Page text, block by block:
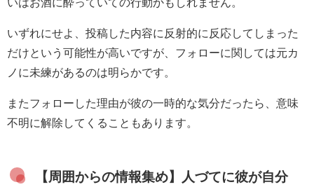
いずれにせよ、投稿した内容に反射的に反応してしまった
だけという可能性が高いですが、フォローに関しては元カ
ノに未練があるのは明らかです。
またフォローした理由が彼の一時的な気分だったら、意味
不明に解除してくることもあります。
【周囲からの情報集め】人づてに彼が自分